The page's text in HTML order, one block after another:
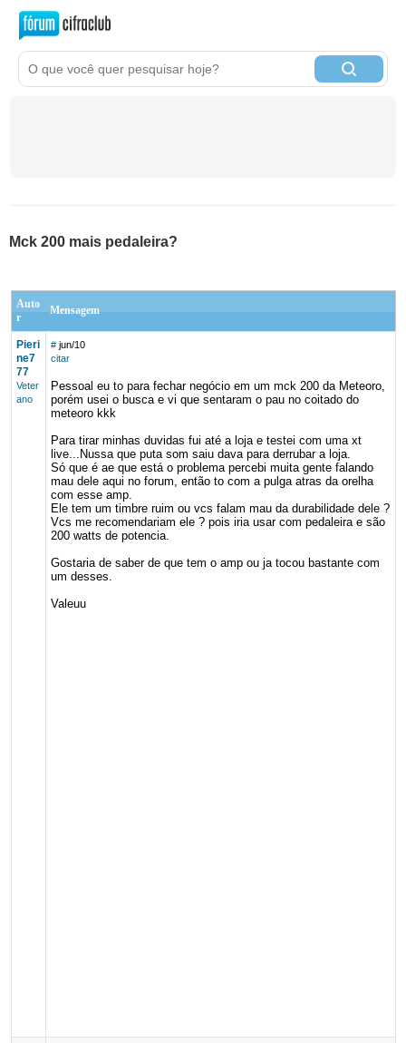
Mck 200 mais pedaleira?
Auto
r
Mensagem
Pieri
ne7
77
Veter
ano
# jun/10
citar
Pessoal eu to para fechar negócio em um mck 200 da Meteoro,
porém usei o busca e vi que sentaram o pau no coitado do
meteoro kkk
Para tirar minhas duvidas fui até a loja e testei com uma xt
live...Nussa que puta som saiu dava para derrubar a loja.
Só que é ae que está o problema percebi muita gente falando
mau dele aqui no forum, então to com a pulga atras da orelha
com esse amp.
Ele tem um timbre ruim ou vcs falam mau da durabilidade dele ?
Vcs me recomendariam ele ? pois iria usar com pedaleira e são
200 watts de potencia.
Gostaria de saber de que tem o amp ou ja tocou bastante com
um desses.
Valeuu